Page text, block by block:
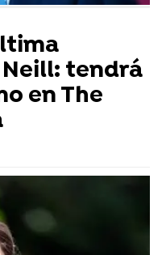
tendrá
en The